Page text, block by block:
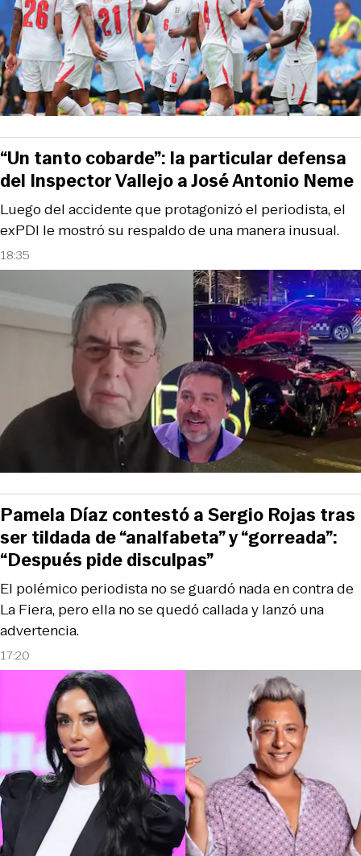
18:35
Luego del accidente que protagonizó el periodista, el
exPDI le mostró su respaldo de una manera inusual.
“Un tanto cobarde”: la particular defensa
del Inspector Vallejo a José Antonio Neme
17:20
El polémico periodista no se guardó nada en contra de
La Fiera, pero ella no se quedó callada y lanzó una
advertencia.
Pamela Díaz contestó a Sergio Rojas tras
ser tildada de “analfabeta” y “gorreada”:
“Después pide disculpas”